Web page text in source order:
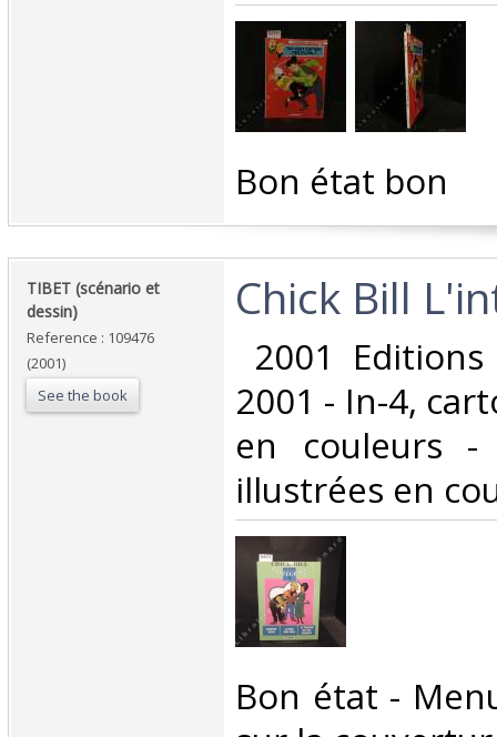
‎Bon état bon ‎
‎TIBET (scénario et
dessin)‎
Reference : 109476
(2001)
See the book
‎Chick Bill
2001
2001 - In-4,
en couleurs -
illustrées en
‎Bon état -